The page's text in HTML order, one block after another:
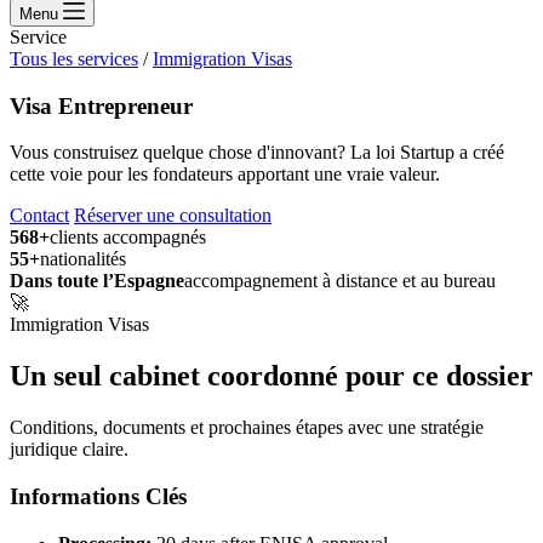
Menu
Service
Tous les services / Immigration Visas
Visa Entrepreneur
Vous construisez quelque chose d'innovant? La loi Startup a créé
cette voie pour les fondateurs apportant une vraie valeur.
Contact Réserver une consultation
568+clients accompagnés
55+nationalités
Dans toute l’Espagneaccompagnement à distance et au bureau
🚀
Immigration Visas
Un seul cabinet coordonné pour ce dossier
Conditions, documents et prochaines étapes avec une stratégie
juridique claire.
Informations Clés